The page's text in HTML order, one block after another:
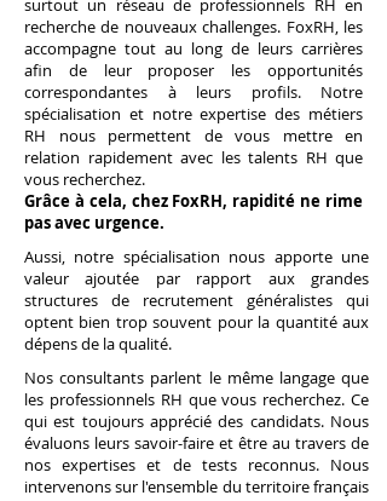
surtout un réseau de professionnels RH en
recherche de nouveaux challenges. FoxRH, les
accompagne tout au long de leurs carrières
afin de leur proposer les opportunités
correspondantes à leurs profils. Notre
spécialisation et notre expertise des métiers
RH nous permettent de vous mettre en
relation rapidement avec les talents RH que
vous recherchez.
Grâce à cela, chez FoxRH, rapidité ne rime
pas avec urgence.
Aussi, notre spécialisation nous apporte une
valeur ajoutée par rapport aux grandes
structures de recrutement généralistes qui
optent bien trop souvent pour la quantité aux
dépens de la qualité.
Nos consultants parlent le même langage que
les professionnels RH que vous recherchez. Ce
qui est toujours apprécié des candidats. Nous
évaluons leurs savoir-faire et être au travers de
nos expertises et de tests reconnus. Nous
intervenons sur l'ensemble du territoire français